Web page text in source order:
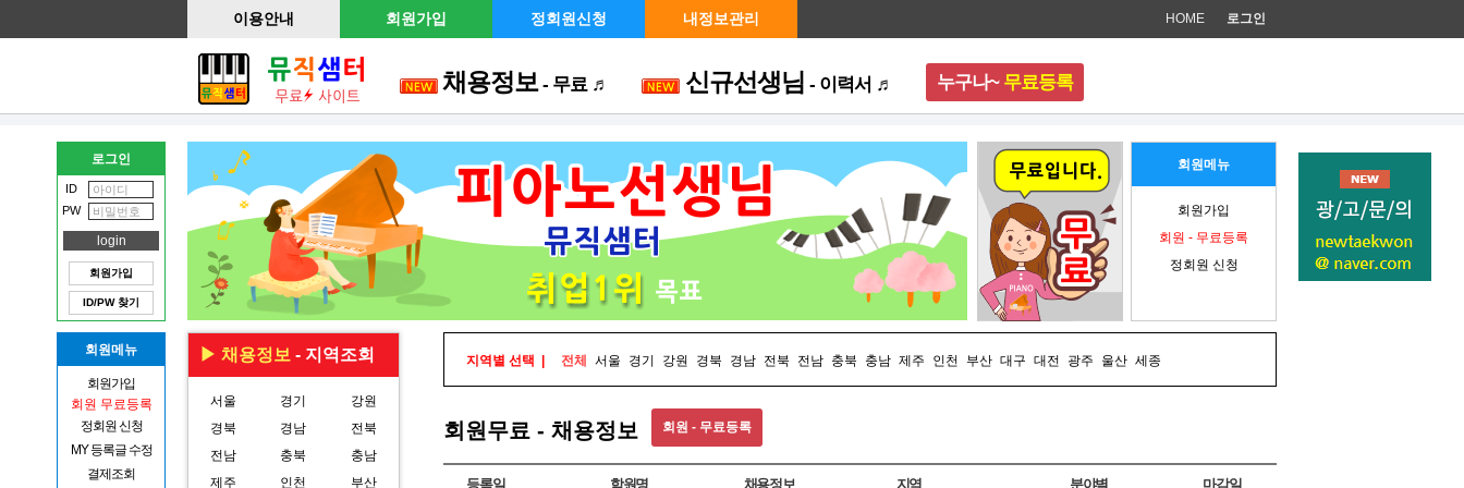
로그인
HOME
이용안내 회원가입 정회원신청 내정보관리
채용정보- 무료 ♬ 신규선생님 - 이력서 ♬ 누구나~ 무료등록
회원메뉴
회원가입
회원 - 무료등록
정회원 신청
▶ 채용정보 - 지역조회
서울 경기
강원
경북
경남
전북
전남
충북
충남
제주
인천
부산
지역별 선택 | 전체 서울 경기 강원 경북 경남 전북 전남 충북 충남 제주 인천 부산 대구 대전 광주 울산 세종
회원무료 - 채용정보 회원 - 무료등록
등록일 학원명 채용정보 지역 분야별 마감일
로그인
ID
PW
회원가입
ID/PW 찾기
회원메뉴
회원가입
회원 무료등록
정회원 신청
MY 등록글 수정
결제조회